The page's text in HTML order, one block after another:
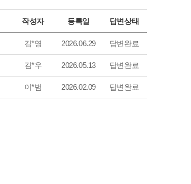
작성자 등록일 답변상태
김*영 2026.06.29 답변완료
김*우 2026.05.13 답변완료
이*범 2026.02.09 답변완료